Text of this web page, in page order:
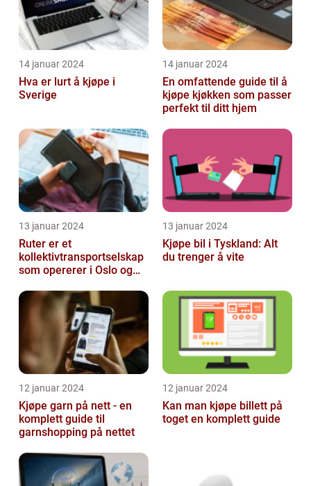
14 januar 2024
Hva er lurt å kjøpe i
Sverige
14 januar 2024
En omfattende guide til å
kjøpe kjøkken som passer
perfekt til ditt hjem
13 januar 2024
Ruter er et
kollektivtransportselskap
som opererer i Oslo og
13 januar 2024
Kjøpe bil i Tyskland: Alt
du trenger å vite
12 januar 2024
Kjøpe garn på nett - en
komplett guide til
garnshopping på nettet
12 januar 2024
Kan man kjøpe billett på
toget en komplett guide